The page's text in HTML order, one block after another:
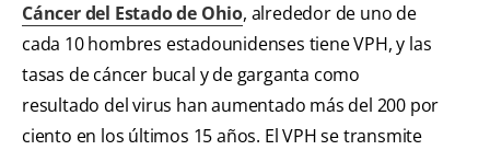
Cáncer del Estado de Ohio, alrededor de uno de
cada 10 hombres estadounidenses tiene VPH, y las
tasas de cáncer bucal y de garganta como
resultado del virus han aumentado más del 200 por
ciento en los últimos 15 años. El VPH se transmite